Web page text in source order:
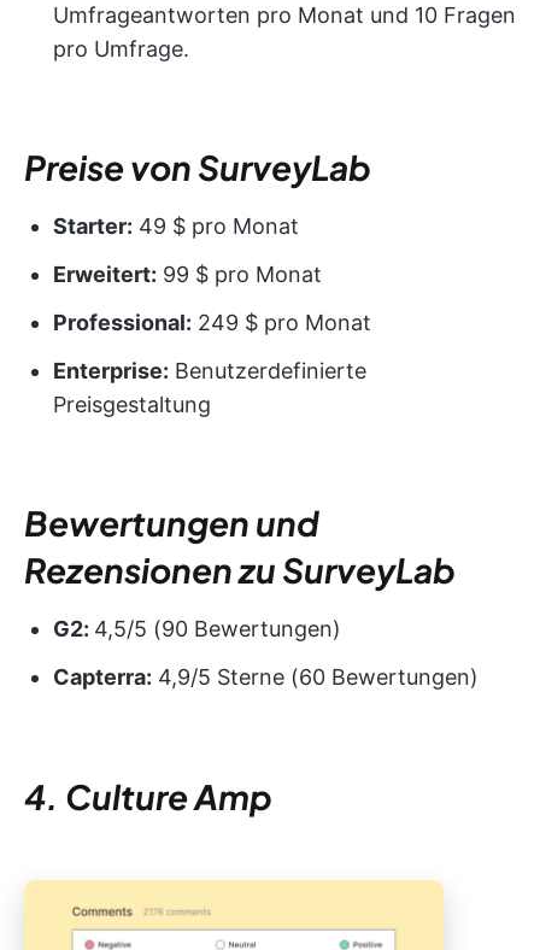
Umfrageantworten pro Monat und 10 Fragen
pro Umfrage.
Preise von SurveyLab
Starter: 49 $ pro Monat
Erweitert: 99 $ pro Monat
Professional: 249 $ pro Monat
Enterprise: Benutzerdefinierte
Preisgestaltung
Bewertungen und
Rezensionen zu SurveyLab
G2: 4,5/5 (90 Bewertungen)
Capterra: 4,9/5 Sterne (60 Bewertungen)
4. Culture Amp